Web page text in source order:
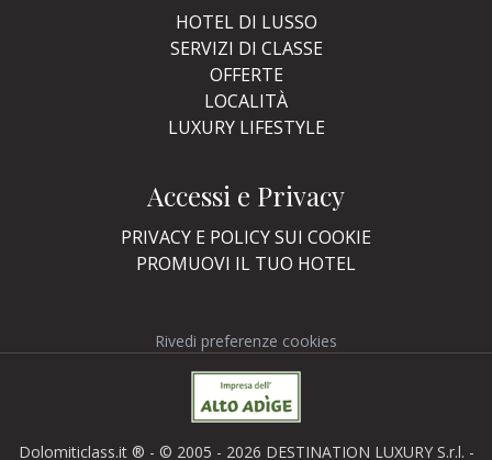
HOTEL DI LUSSO
SERVIZI DI CLASSE
OFFERTE
LOCALITÀ
LUXURY LIFESTYLE
Accessi e Privacy
PRIVACY E POLICY SUI COOKIE
PROMUOVI IL TUO HOTEL
Rivedi preferenze cookies
Dolomiticlass.it ® - © 2005 - 2026 DESTINATION LUXURY S.r.l. -